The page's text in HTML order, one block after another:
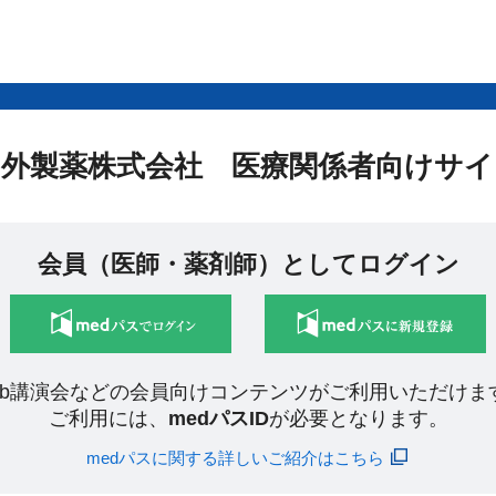
製薬株式会社 医療関係者向けサ
会員（医師・薬剤師）としてログイン
講演会などの会員向けコンテンツがご利用いただけま
ご利用には、 medパスIDが必要となります。
medパスに関する詳しいご紹介はこちら